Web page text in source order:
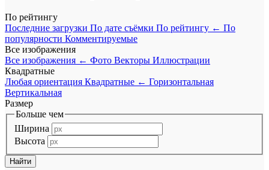
По рейтингу
Последние загрузки По дате съёмки По рейтингу ← По
популярности Комментируемые
Все изображения
Все изображения ← Фото Векторы Иллюстрации
Квадратные
Любая ориентация Квадратные ← Горизонтальная
Вертикальная
Размер
Больше чем
Ширина
Высота